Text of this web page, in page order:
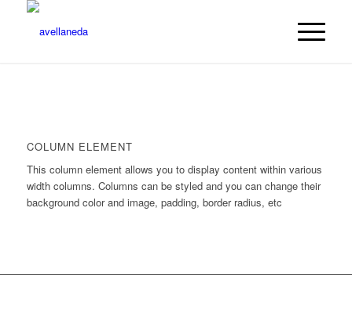
COLUMN ELEMENT
This column element allows you to display content within various
width columns. Columns can be styled and you can change their
background color and image, padding, border radius, etc